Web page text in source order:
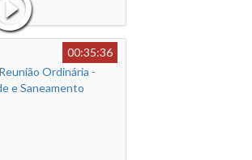
00:35:36
Ordinária -
e Saneamento